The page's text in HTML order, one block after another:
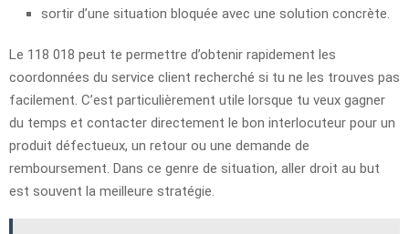
sortir d’une situation bloquée avec une solution concrète.
Le 118 018 peut te permettre d’obtenir rapidement les
coordonnées du service client recherché si tu ne les trouves pas
facilement. C’est particulièrement utile lorsque tu veux gagner
du temps et contacter directement le bon interlocuteur pour un
produit défectueux, un retour ou une demande de
remboursement. Dans ce genre de situation, aller droit au but
est souvent la meilleure stratégie.